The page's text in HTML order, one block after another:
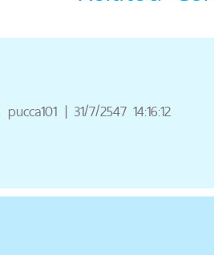
pucca101 | 31/7/2547 14:16:12